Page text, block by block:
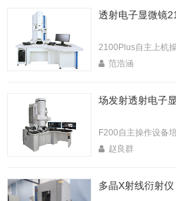
透射电子显微镜
2100Plus自主上机
范浩涵
场发射透射电子
F200自主操作设备
赵良群
多晶X射线衍射仪